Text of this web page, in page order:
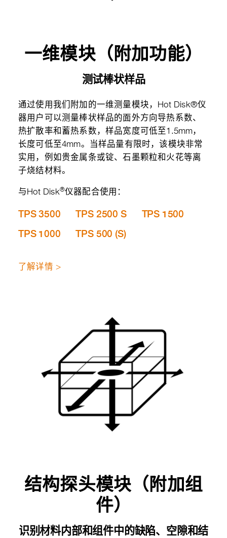
一维模块（附加功能）
测试棒状样品
通过使用我们附加的一维测量模块，Hot Disk®仪
器用户可以测量棒状样品的面外方向导热系数、
热扩散率和蓄热系数，样品宽度可低至1.5mm，
长度可低至4mm。当样品量有限时，该模块非常
实用，例如贵金属条或锭、石墨颗粒和火花等离
子烧结材料。
与Hot Disk®仪器配合使用：
TPS 3500 TPS 2500 S
TPS 1500
TPS 1000
TPS 500 (S)
了解详情 >
结构探头模块（附加组
件）
识别材料内部和组件中的缺陷、空隙和结